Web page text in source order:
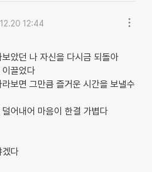
12:44
았던 나 자신을 다시금 되돌아
끌었다
보면 그만큼 즐거운 시간을 보낼수
어내어 마음이 한결 가볍다
겠다